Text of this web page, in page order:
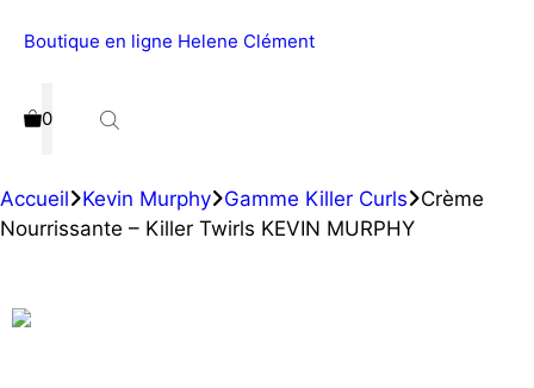
Boutique en ligne Helene Clément
0
Accueil Kevin Murphy Gamme Killer Curls
Crème
Nourrissante – Killer Twirls KEVIN MURPHY